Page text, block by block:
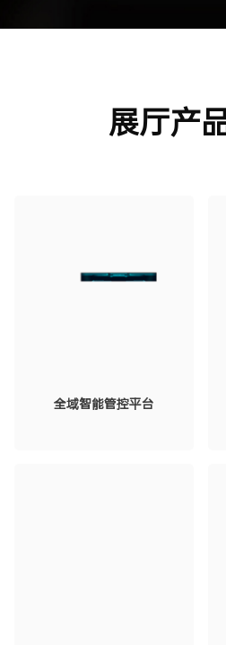
展厅产
全域智能管控平台